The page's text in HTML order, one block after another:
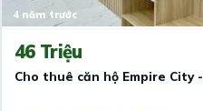
4 năm trước
46 Triệu
Cho thuê căn hộ Empire City